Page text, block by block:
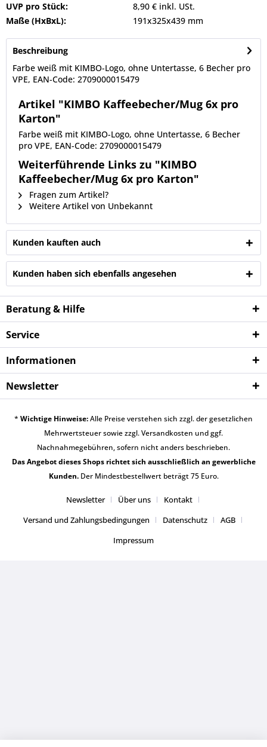
UVP pro Stück:
8,90 € inkl. USt.
Maße (HxBxL):
191x325x439 mm
Beschreibung
Farbe weiß mit KIMBO-Logo, ohne Untertasse, 6 Becher pro
VPE, EAN-Code: 2709000015479
Artikel "KIMBO Kaffeebecher/Mug 6x pro
Karton"
Farbe weiß mit KIMBO-Logo, ohne Untertasse, 6 Becher
pro VPE, EAN-Code: 2709000015479
Weiterführende Links zu "KIMBO
Kaffeebecher/Mug 6x pro Karton"
Fragen zum Artikel?
Weitere Artikel von Unbekannt
Kunden kauften auch
Kunden haben sich ebenfalls angesehen
Beratung & Hilfe
Service
Informationen
Newsletter
* Wichtige Hinweise:Alle Preise verstehen sich zzgl. der gesetzlichen
Mehrwertsteuer sowie zzgl.Versandkosten und ggf.
Nachnahmegebühren, sofern nicht anders beschrieben.
Das Angebot dieses Shops richtet sich ausschließlich an gewerbliche
Kunden.Der Mindestbestellwert beträgt 75 Euro.
Newsletter Über uns
Kontakt
Versand und Zahlungsbedingungen
Datenschutz
AGB
Impressum